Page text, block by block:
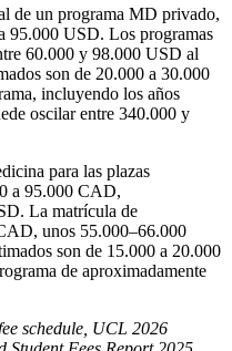
de un programa MD privado,
95.000 USD. Los programas
60.000 y 98.000 USD al
son de 20.000 a 30.000
incluyendo los años
oscilar entre 340.000 y
para las plazas
a 95.000 CAD,
La matrícula de
unos 55.000–66.000
son de 15.000 a 20.000
de aproximadamente
schedule, UCL 2026